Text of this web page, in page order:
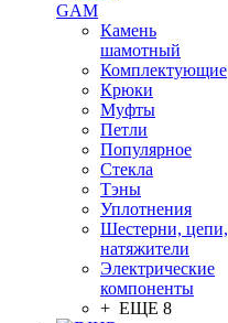
GAM
Камень
шамотный
Комплектующие
Крюки
Муфты
Петли
Популярное
Стекла
Тэны
Уплотнения
Шестерни, цепи,
натяжители
Электрические
компоненты
+ ЕЩЕ 8